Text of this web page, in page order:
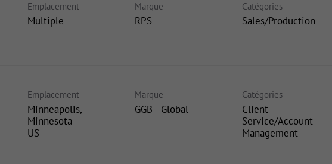
Emplacement
Multiple
Marque
RPS
Catégories
Sales/Production
Emplacement
Minneapolis,
Minnesota
Marque
GGB - Global
Catégories
Client
Service/Account
Management